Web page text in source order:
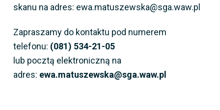
skanu na adres: ewa.matuszewska@sga.waw.pl
Zapraszamy do kontaktu pod numerem
telefonu: (081) 534-21-05
lub pocztą elektroniczną na
adres: ewa.matuszewska@sga.waw.pl